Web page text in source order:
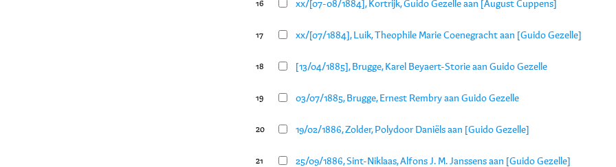
16 xx/[07-08/1884], Kortrijk, Guido Gezelle aan [August Cuppens]
17 xx/[07/1884], Luik, Theophile Marie Coenegracht aan [Guido Gezelle]
18 [13/04/1885], Brugge, Karel Beyaert-Storie aan Guido Gezelle
19 03/07/1885, Brugge, Ernest Rembry aan Guido Gezelle
20 19/02/1886, Zolder, Polydoor Daniëls aan [Guido Gezelle]
21 25/09/1886, Sint-Niklaas, Alfons J. M. Janssens aan [Guido Gezelle]